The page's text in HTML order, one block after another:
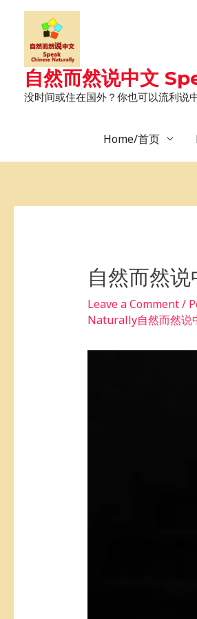
自然而然说中文
没时间或住在国外？你也可以流利说
Home/首页
自然而然
Leave a Comment/
Naturally自然而然说